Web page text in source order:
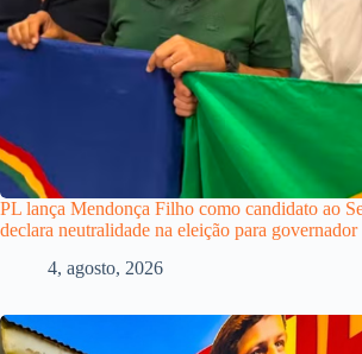
PL lança Mendonça Filho como candidato ao
declara neutralidade na eleição para governador
4, agosto, 2026